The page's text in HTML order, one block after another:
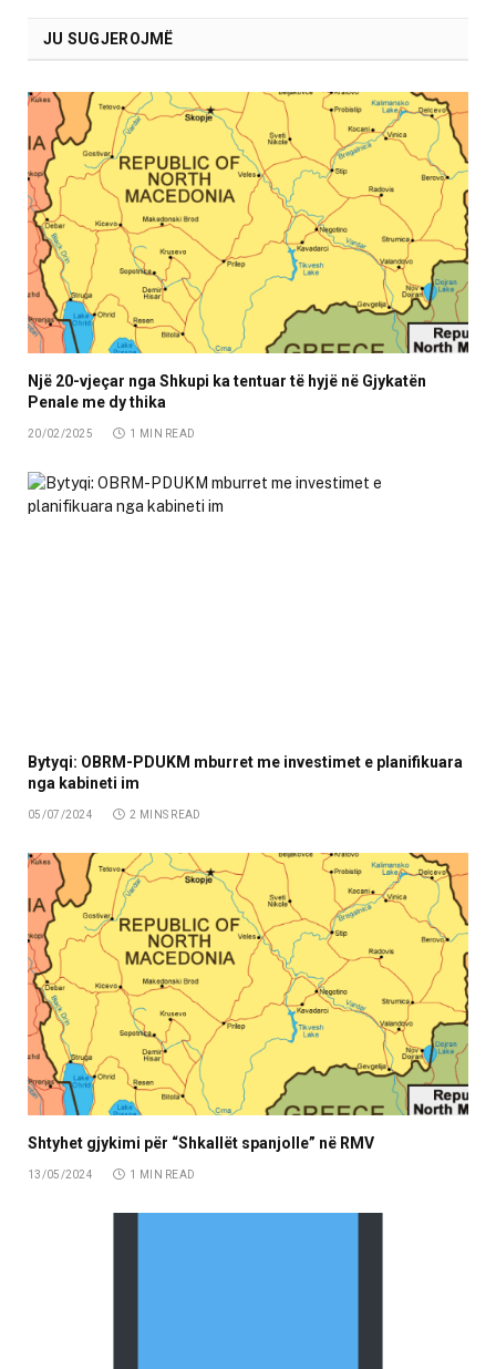
JU SUGJEROJMË
Një 20-vjeçar nga Shkupi ka tentuar të hyjë në Gjykatën
Penale me dy thika
20/02/2025 1 MIN READ
Bytyqi: OBRM-PDUKM mburret me investimet e planifikuara
nga kabineti im
05/07/2024 2 MINS READ
Shtyhet gjykimi për “Shkallët spanjolle” në RMV
13/05/2024 1 MIN READ